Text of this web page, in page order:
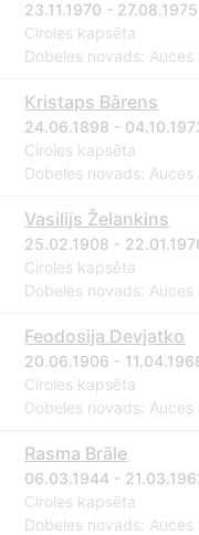
23.11.1970 - 27.08.1975
Ciroles kapsēta
Dobeles novads:
Kristaps Bārens
24.06.1898 -
Ciroles kapsēta
Dobeles novads:
Vasilijs Želankins
25.02.1908 -
Ciroles kapsēta
Dobeles novads:
Feodosija Devjatko
20.06.1906 -
Ciroles kapsēta
Dobeles novads:
Rasma Brāle
06.03.1944 -
Ciroles kapsēta
Dobeles novads: